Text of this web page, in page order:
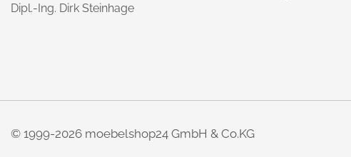
Dipl.-Ing. Dirk Steinhage
© 1999-2026 moebelshop24 GmbH & Co.KG